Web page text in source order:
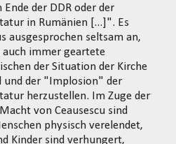
der DDR oder der
in Rumänien [...]". Es
ausgesprochen seltsam an,
auch immer geartete
der Situation der Kirche
und der "Implosion" der
herzustellen. Im Zuge der
von Ceausescu sind
physisch verelendet,
Kinder sind verhungert,